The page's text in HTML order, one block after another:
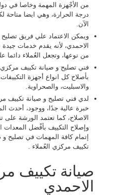
من الأجْهزة المهمة وخاصا في
درجة الحرارة، وهي ايضا متاحة
الآن.
ويمكن الاعتماد علي فريق
الاحمدي، لأنه يقدم خدمات جيدة
من نوعها، وتجعل العُملاء دائما
فني تصليح و صيانة تكييف
بأصلاح كل انواع أجهزة
والاسبليت، والصحراوية.
لدي فني تصليح و صيانة تكييف
خبرة عالية جدًا، ووجود، أحدث
الاصلاح، كما تعتمد الورشة على
وإصلاح التكييف بأفْضل
إتمام كافة المهمات في تصليح
تكييف مركزي العُملاء .
صيانة تكييف
الاحمدي